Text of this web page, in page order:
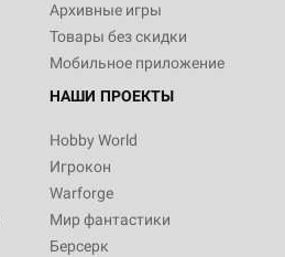
Архивные игры
Товары без скидки
Мобильное приложение
НАШИ ПРОЕКТЫ
Hobby World
Игрокон
Warforge
Мир фантастики
Берсерк